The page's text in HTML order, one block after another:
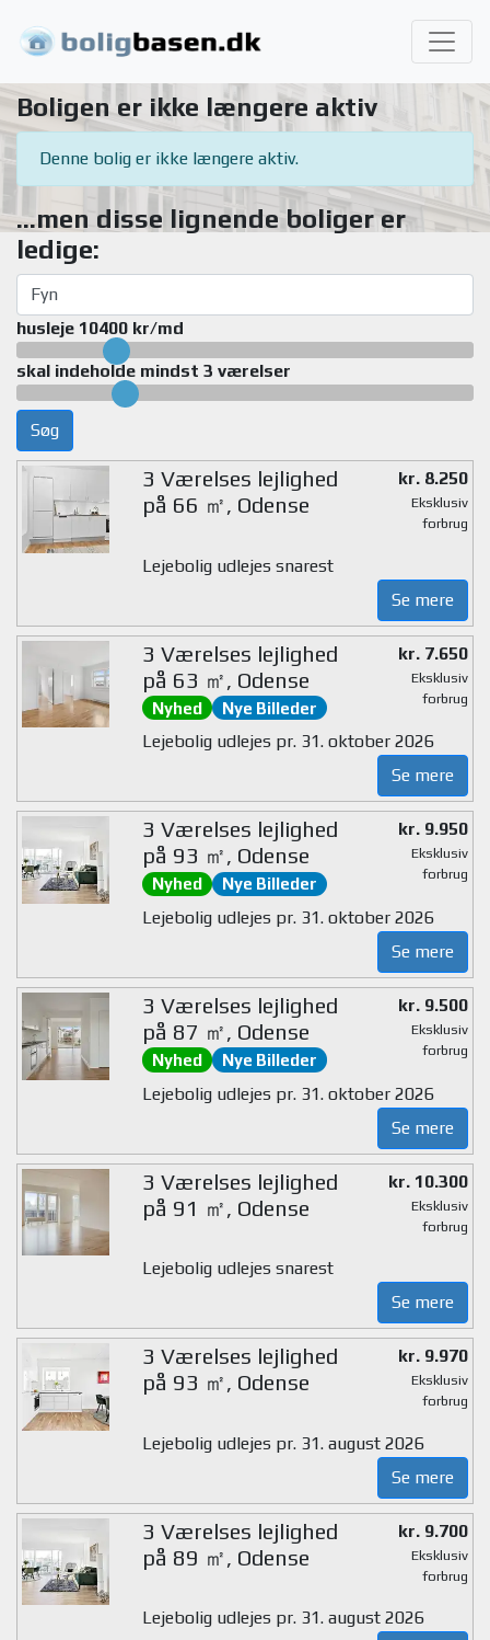
Boligen er ikke længere aktiv
Denne bolig er ikke længere aktiv.
...men disse lignende boliger er
ledige:
husleje 10400 kr/md
skal indeholde mindst 3 værelser
Søg
3 Værelses lejlighed
på 66 ㎡, Odense
kr. 8.250
Eksklusiv
forbrug
Lejebolig udlejes snarest
Se mere
3 Værelses lejlighed
på 63 ㎡, Odense
Nyhed Nye Billeder
kr. 7.650
Eksklusiv
forbrug
Lejebolig udlejes pr. 31. oktober 2026
Se mere
3 Værelses lejlighed
på 93 ㎡, Odense
Nyhed Nye Billeder
kr. 9.950
Eksklusiv
forbrug
Lejebolig udlejes pr. 31. oktober 2026
Se mere
3 Værelses lejlighed
på 87 ㎡, Odense
Nyhed Nye Billeder
kr. 9.500
Eksklusiv
forbrug
Lejebolig udlejes pr. 31. oktober 2026
Se mere
3 Værelses lejlighed
på 91 ㎡, Odense
kr. 10.300
Eksklusiv
forbrug
Lejebolig udlejes snarest
Se mere
3 Værelses lejlighed
på 93 ㎡, Odense
kr. 9.970
Eksklusiv
forbrug
Lejebolig udlejes pr. 31. august 2026
Se mere
3 Værelses lejlighed
på 89 ㎡, Odense
kr. 9.700
Eksklusiv
forbrug
Lejebolig udlejes pr. 31. august 2026